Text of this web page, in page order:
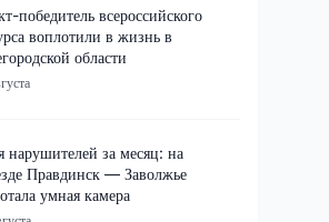
победитель всероссийского
воплотили в жизнь в
области
нарушителей за месяц: на
Правдинск — Заволжье
умная камера